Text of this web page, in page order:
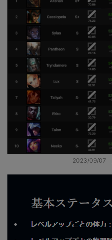
2023/09/07